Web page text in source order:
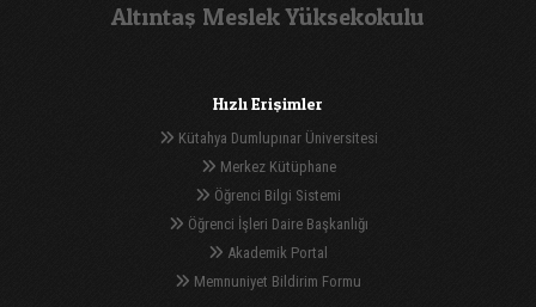
Altıntaş Meslek Yüksekokulu
Hızlı Erişimler
Kütahya Dumlupınar Üniversitesi
Merkez Kütüphane
Öğrenci Bilgi Sistemi
Öğrenci İşleri Daire Başkanlığı
Akademik Portal
Memnuniyet Bildirim Formu